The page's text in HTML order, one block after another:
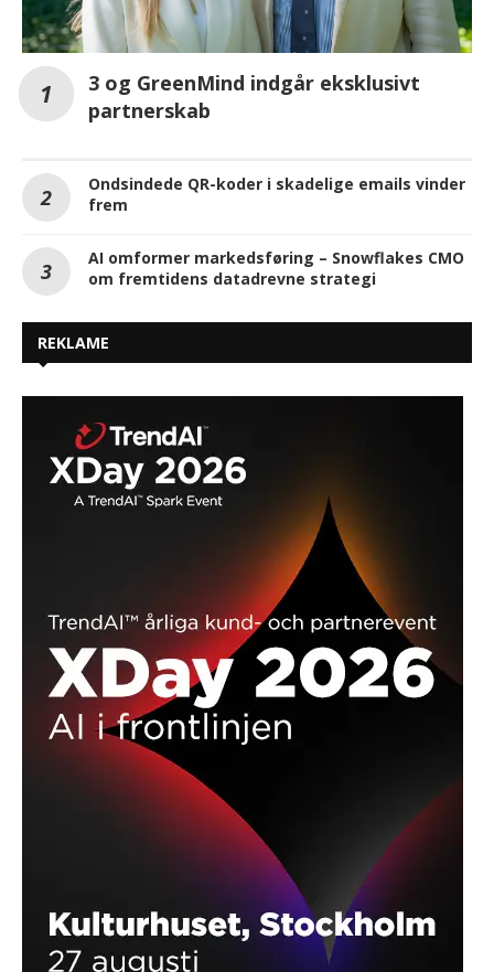
3 og GreenMind indgår eksklusivt
partnerskab
Ondsindede QR-koder i skadelige emails vinder
frem
AI omformer markedsføring – Snowflakes CMO
om fremtidens datadrevne strategi
REKLAME